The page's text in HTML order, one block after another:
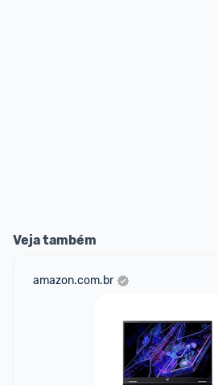
Veja também
amazon.com.br